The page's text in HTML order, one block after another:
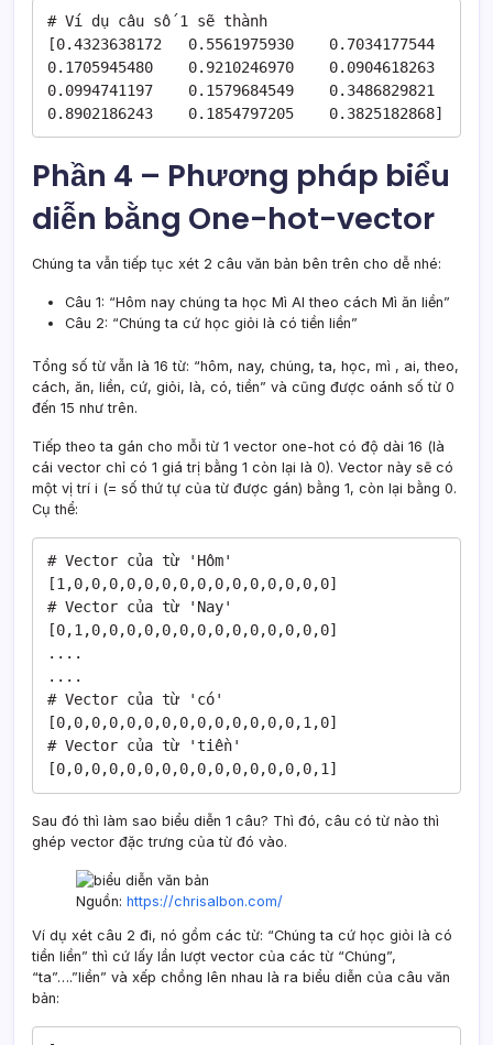
# Ví dụ câu số 1 sẽ thành
[0.4323638172	0.5561975930	0.7034177544
0.1705945480	0.9210246970	0.0904618263
0.0994741197	0.1579684549	0.3486829821
0.8902186243	0.1854797205	0.3825182868]
Phần 4 – Phương pháp biểu
diễn bằng One-hot-vector
Chúng ta vẫn tiếp tục xét 2 câu văn bản bên trên cho dễ nhé:
Câu 1: “Hôm nay chúng ta học Mì AI theo cách Mì ăn liền”
Câu 2: “Chúng ta cứ học giỏi là có tiền liền”
Tổng số từ vẫn là 16 từ: “hôm, nay, chúng, ta, học, mì , ai, theo,
cách, ăn, liền, cứ, giỏi, là, có, tiền” và cũng được oánh số từ 0
đến 15 như trên.
Tiếp theo ta gán cho mỗi từ 1 vector one-hot có độ dài 16 (là
cái vector chỉ có 1 giá trị bằng 1 còn lại là 0). Vector này sẽ có
một vị trí i (= số thứ tự của từ được gán) bằng 1, còn lại bằng 0.
Cụ thể:
# Vector của từ 'Hôm'
[1,0,0,0,0,0,0,0,0,0,0,0,0,0,0,0]
# Vector của từ 'Nay'
[0,1,0,0,0,0,0,0,0,0,0,0,0,0,0,0]
....
....
# Vector của từ 'có'
[0,0,0,0,0,0,0,0,0,0,0,0,0,0,1,0]
# Vector của từ 'tiền'
[0,0,0,0,0,0,0,0,0,0,0,0,0,0,0,1]
Sau đó thì làm sao biểu diễn 1 câu? Thì đó, câu có từ nào thì
ghép vector đặc trưng của từ đó vào.
Nguồn: https://chrisalbon.com/
Ví dụ xét câu 2 đi, nó gồm các từ: “Chúng ta cứ học giỏi là có
tiền liền” thì cứ lấy lần lượt vector của các từ “Chúng”,
“ta”….”liền” và xếp chồng lên nhau là ra biểu diễn của câu văn
bản: